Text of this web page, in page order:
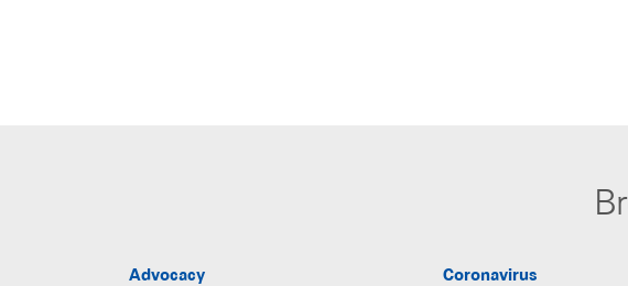
Advocacy Coronavirus